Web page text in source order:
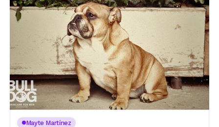
Mayte Martínez